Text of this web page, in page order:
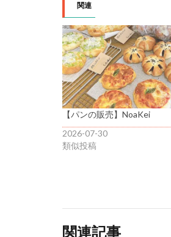
関連
【パンの販売】NoaKei
2026-07-30
類似投稿
関連記事